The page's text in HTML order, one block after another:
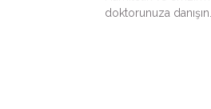
doktorunuza danışın.